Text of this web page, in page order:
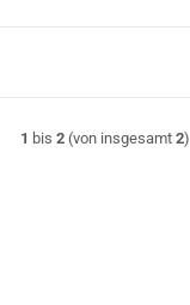
1 bis2 (von insgesamt2)